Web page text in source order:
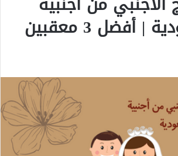
في السعودية | أفضل 3 معقبين